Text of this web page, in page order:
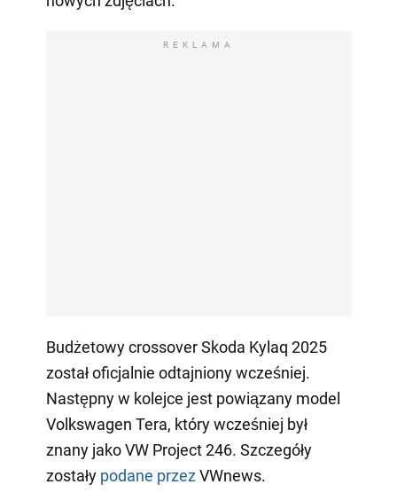
REKLAMA
Budżetowy crossover Skoda Kylaq 2025
został oficjalnie odtajniony wcześniej.
Następny w kolejce jest powiązany model
Volkswagen Tera, który wcześniej był
znany jako VW Project 246. Szczegóły
zostały podane przezVWnews.